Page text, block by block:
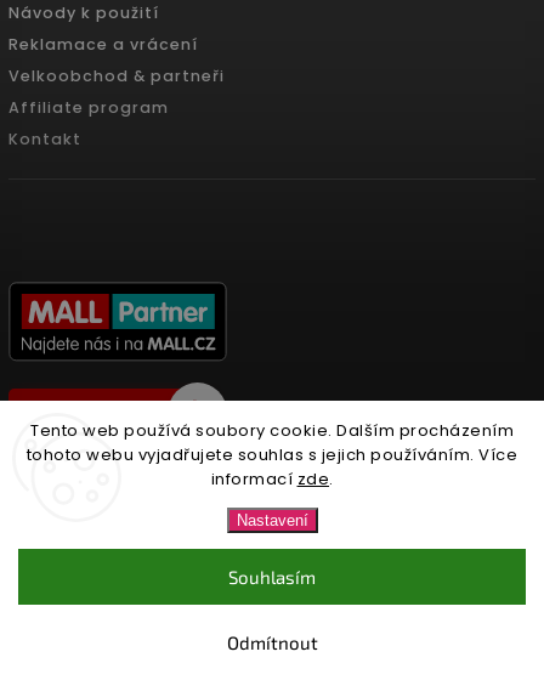
Tento web používá soubory cookie. Dalším procházením
tohoto webu vyjadřujete souhlas s jejich používáním. Více
informací zde.
Nastavení
Odmítnout
Souhlasím
Návody k použití
Reklamace a vrácení
Velkoobchod & partneři
Affiliate program
Kontakt
Nonari.cz. Všechna práva vyhrazena.
Upravit nastavení cookies
Shoptet| Design